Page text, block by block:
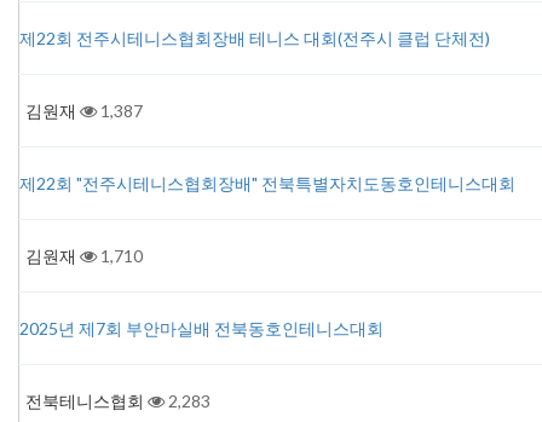
제22회 전주시테니스협회장배 테니스 대회(전주시 클럽 단체전)
김원재 1,387
제22회 "전주시테니스협회장배" 전북특별자치도동호인테니스대회
김원재 1,710
2025년 제7회 부안마실배 전북동호인테니스대회
전북테니스협회 2,283